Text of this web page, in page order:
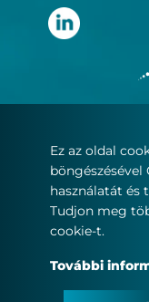
Felhasználási
Adatvédelmi
Sütikezelés
MET.com –
Ez az oldal
használatát és
Tudjon meg
cookie-t.
További